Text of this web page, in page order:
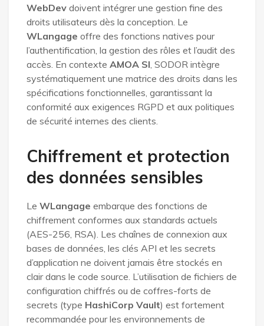
WebDev doivent intégrer une gestion fine des
droits utilisateurs dès la conception. Le
WLangage offre des fonctions natives pour
l’authentification, la gestion des rôles et l’audit des
accès. En contexte AMOA SI , SODOR intègre
systématiquement une matrice des droits dans les
spécifications fonctionnelles, garantissant la
conformité aux exigences RGPD et aux politiques
de sécurité internes des clients.
Chiffrement et protection
des données sensibles
Le WLangage embarque des fonctions de
chiffrement conformes aux standards actuels
(AES-256, RSA). Les chaînes de connexion aux
bases de données, les clés API et les secrets
d’application ne doivent jamais être stockés en
clair dans le code source. L’utilisation de fichiers de
configuration chiffrés ou de coffres-forts de
secrets (type HashiCorp Vault) est fortement
recommandée pour les environnements de